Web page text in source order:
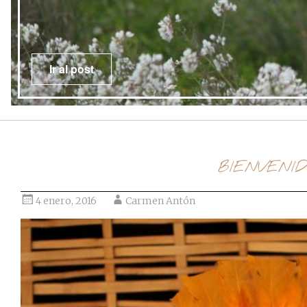
Ir al post
4 enero, 2016 Carmen Antón